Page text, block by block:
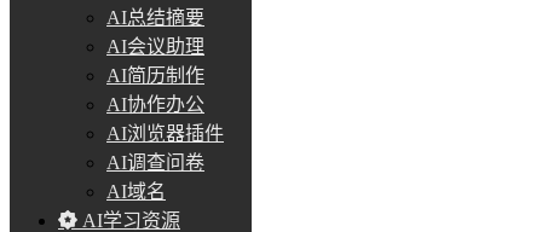
AI总结摘要
AI会议助理
AI简历制作
AI协作办公
AI浏览器插件
AI调查问卷
AI域名
AI学习资源